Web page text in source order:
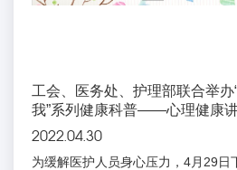
工会、医务处、护理部联合举
我”系列健康科普——心理健康
2022.04.30
为缓解医护人员身心压力，4月29日